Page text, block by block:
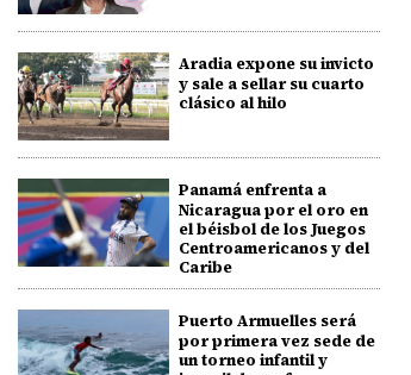
Aradia expone su invicto
y sale a sellar su cuarto
clásico al hilo
Panamá enfrenta a
Nicaragua por el oro en
el béisbol de los Juegos
Centroamericanos y del
Caribe
Puerto Armuelles será
por primera vez sede de
un torneo infantil y